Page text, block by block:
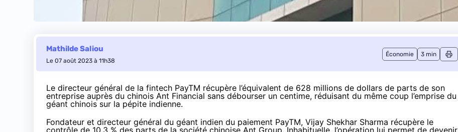
Mathilde Saliou
Le 07 août 2023 à 11h38
Économie 3 min
Le directeur général de la fintech PayTM récupère l’équivalent de 628 millions de dollars de parts de son
entreprise auprès du chinois Ant Financial sans débourser un centime, réduisant du même coup l’emprise du
géant chinois sur la pépite indienne.
Fondateur et directeur général du géant indien du paiement PayTM, Vijay Shekhar Sharma récupère le
contrôle de 10,3 % des parts de la société chinoise Ant Group. Inhabituelle, l’opération lui permet de devenir